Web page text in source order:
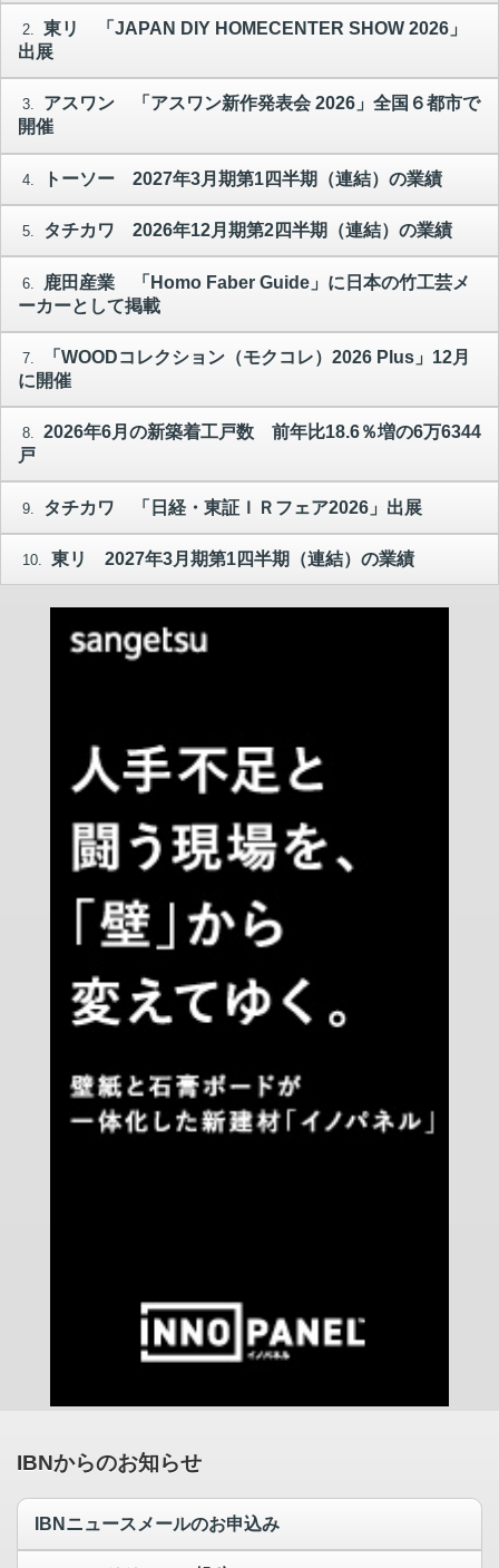
2. 東リ 「JAPAN DIY HOMECENTER SHOW 2026」
出展
3.
アスワン 「アスワン新作発表会 2026」全国６都市で
開催
4. トーソー 2027年3月期第1四半期（連結）の業績
5. タチカワ 2026年12月期第2四半期（連結）の業績
6.
鹿田産業 「Homo Faber Guide」に日本の竹工芸メ
ーカーとして掲載
7.
「WOODコレクション（モクコレ）2026 Plus」12月
に開催
8. 2026年6月の新築着工戸数 前年比18.6％増の6万6344
戸
9. タチカワ 「日経・東証ＩＲフェア2026」出展
10. 東リ 2027年3月期第1四半期（連結）の業績
IBNからのお知らせ
IBNニュースメールのお申込み